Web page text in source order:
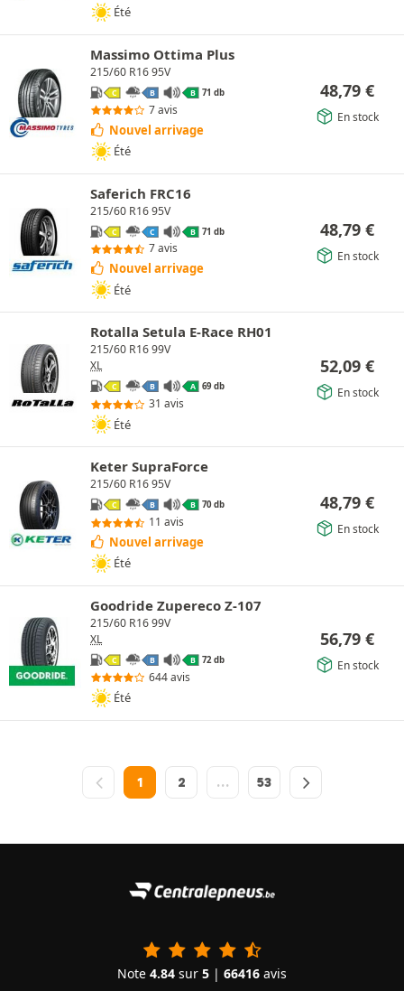
Été
Massimo Ottima Plus
215/60 R16 95V
C B B 71 db
7 avis
Nouvel arrivage
Été
48,79 €
En stock
Saferich FRC16
215/60 R16 95V
C C B 71 db
7 avis
Nouvel arrivage
Été
48,79 €
En stock
Rotalla Setula E-Race RH01
215/60 R16 99V
XL
C B A 69 db
31 avis
Été
52,09 €
En stock
Keter SupraForce
215/60 R16 95V
C B B 70 db
11 avis
Nouvel arrivage
Été
48,79 €
En stock
Goodride Zupereco Z-107
215/60 R16 99V
XL
C B B 72 db
644 avis
Été
56,79 €
En stock
1 2 … 53
Note 4.84 sur 5 | 66416 avis